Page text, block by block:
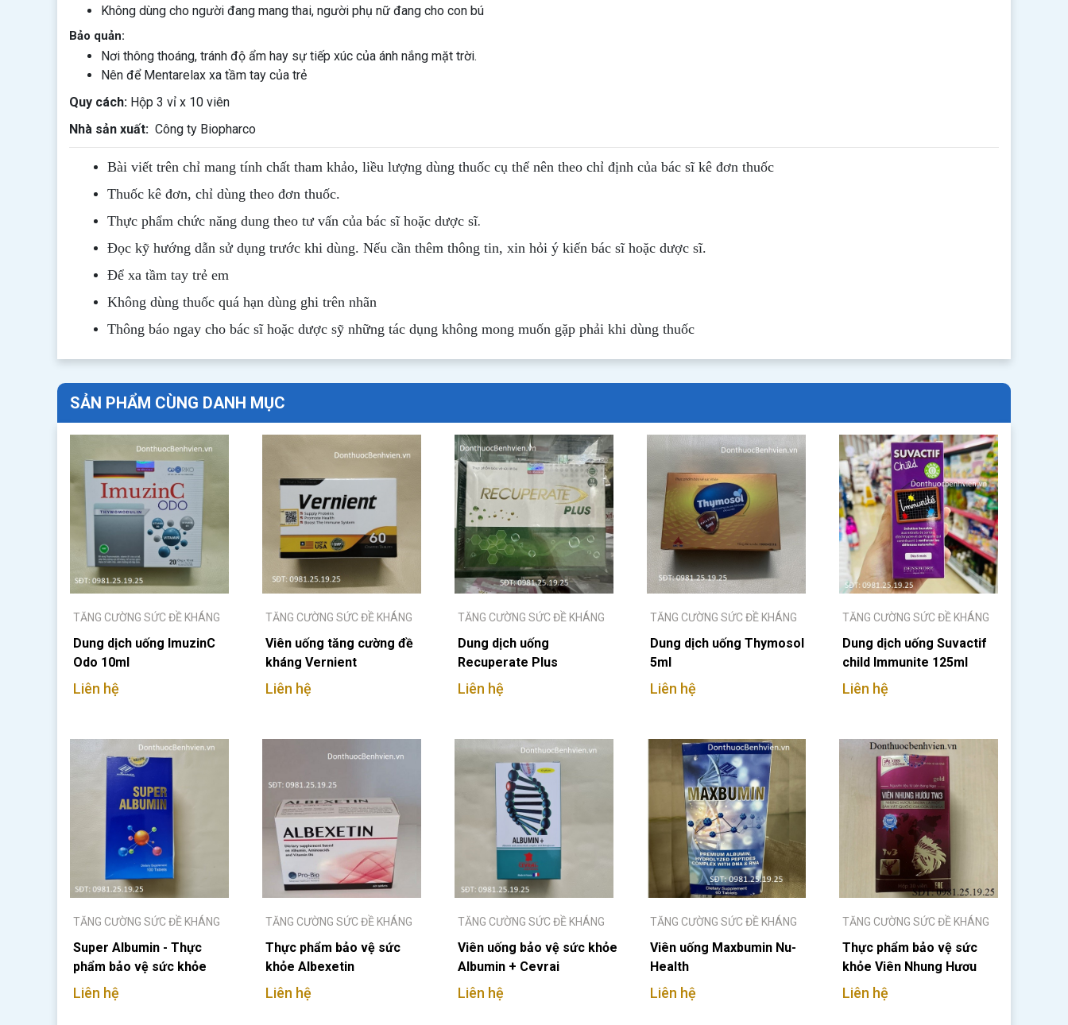
Không dùng cho người đang mang thai, người phụ nữ đang cho con bú
Bảo quản:
Nơi thông thoáng, tránh độ ẩm hay sự tiếp xúc của ánh nắng mặt trời.
Nên để Mentarelax xa tầm tay của trẻ
Quy cách: Hộp 3 vỉ x 10 viên
Nhà sản xuất: Công ty Biopharco
Bài viết trên chỉ mang tính chất tham khảo, liều lượng dùng thuốc cụ thể nên theo chỉ định của bác sĩ kê đơn thuốc
Thuốc kê đơn, chỉ dùng theo đơn thuốc.
Thực phẩm chức năng dung theo tư vấn của bác sĩ hoặc dược sĩ.
Đọc kỹ hướng dẫn sử dụng trước khi dùng. Nếu cần thêm thông tin, xin hỏi ý kiến bác sĩ hoặc dược sĩ.
Để xa tầm tay trẻ em
Không dùng thuốc quá hạn dùng ghi trên nhãn
Thông báo ngay cho bác sĩ hoặc dược sỹ những tác dụng không mong muốn gặp phải khi dùng thuốc
SẢN PHẨM CÙNG DANH MỤC
TĂNG CƯỜNG SỨC ĐỀ KHÁNG
Dung dịch uống ImuzinC
Odo 10ml
Liên hệ
TĂNG CƯỜNG SỨC ĐỀ KHÁNG
Viên uống tăng cường đề
kháng Vernient
Liên hệ
TĂNG CƯỜNG SỨC ĐỀ KHÁNG
Dung dịch uống
Recuperate Plus
Liên hệ
TĂNG CƯỜNG SỨC ĐỀ KHÁNG
Dung dịch uống Thymosol
5ml
Liên hệ
TĂNG CƯỜNG SỨC ĐỀ KHÁNG
Dung dịch uống Suvactif
child Immunite 125ml
Liên hệ
TĂNG CƯỜNG SỨC ĐỀ KHÁNG
Super Albumin - Thực
phẩm bảo vệ sức khỏe
Liên hệ
TĂNG CƯỜNG SỨC ĐỀ KHÁNG
Thực phẩm bảo vệ sức
khỏe Albexetin
Liên hệ
TĂNG CƯỜNG SỨC ĐỀ KHÁNG
Viên uống bảo vệ sức khỏe
Albumin + Cevrai
Liên hệ
TĂNG CƯỜNG SỨC ĐỀ KHÁNG
Viên uống Maxbumin Nu-
Health
Liên hệ
TĂNG CƯỜNG SỨC ĐỀ KHÁNG
Thực phẩm bảo vệ sức
khỏe Viên Nhung Hươu
TW3
Liên hệ